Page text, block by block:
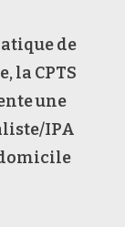
de
la CPTS
une
IPA
domicile